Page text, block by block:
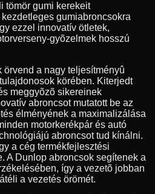
tömör gumi kerekeit
gumiabroncsokra
ezzel innovatív ötletek,
gyõzelmek hosszú
a nagy teljesítményû
körében. Kiterjedt
meggyõzõ sikereinek
abroncsot mutatott be az
élményének a maximalizálása
motorkerékpár és autó
abroncsot tud kínálni.
a cég termékfejlesztési
A Dunlop abroncsok segítenek a
így a vezetõ jobban
a vezetés örömét.